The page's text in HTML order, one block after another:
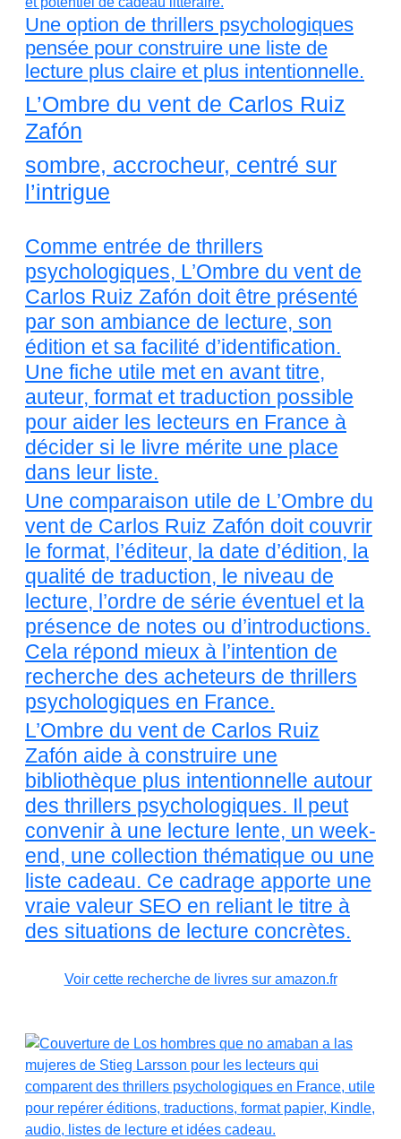
Une option de thrillers psychologiques
pensée pour construire une liste de
lecture plus claire et plus intentionnelle.
L’Ombre du vent de Carlos Ruiz
Zafón
sombre, accrocheur, centré sur
l’intrigue
Comme entrée de thrillers
psychologiques, L’Ombre du vent de
Carlos Ruiz Zafón doit être présenté
par son ambiance de lecture, son
édition et sa facilité d’identification.
Une fiche utile met en avant titre,
auteur, format et traduction possible
pour aider les lecteurs en France à
décider si le livre mérite une place
dans leur liste.
Une comparaison utile de L’Ombre du
vent de Carlos Ruiz Zafón doit couvrir
le format, l’éditeur, la date d’édition, la
qualité de traduction, le niveau de
lecture, l’ordre de série éventuel et la
présence de notes ou d’introductions.
Cela répond mieux à l’intention de
recherche des acheteurs de thrillers
psychologiques en France.
L’Ombre du vent de Carlos Ruiz
Zafón aide à construire une
bibliothèque plus intentionnelle autour
des thrillers psychologiques. Il peut
convenir à une lecture lente, un week-
end, une collection thématique ou une
liste cadeau. Ce cadrage apporte une
vraie valeur SEO en reliant le titre à
des situations de lecture concrètes.
Voir cette recherche de livres sur amazon.fr